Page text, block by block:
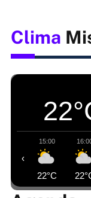
Clima
15:00
22°C
‹